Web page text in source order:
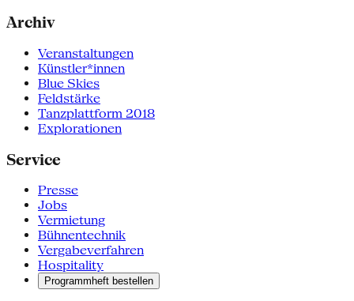
Archiv
Veranstaltungen
Künstler*innen
Blue Skies
Feldstärke
Tanzplattform 2018
Explorationen
Service
Presse
Jobs
Vermietung
Bühnentechnik
Vergabeverfahren
Hospitality
Programmheft bestellen